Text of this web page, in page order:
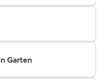
Garten